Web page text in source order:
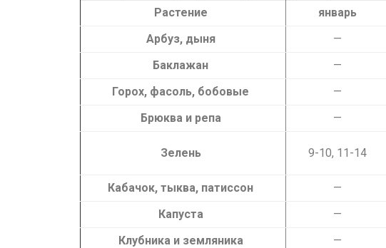
Растение
январь
Арбуз, дыня
—
Баклажан
—
Горох, фасоль, бобовые
—
Брюква и репа
—
Зелень 9-10, 11-14
Кабачок, тыква, патиссон
—
Капуста
—
Клубника и земляника
—